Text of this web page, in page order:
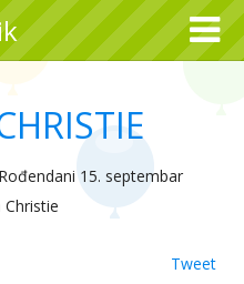
Rođendani 15. septembar
Tweet